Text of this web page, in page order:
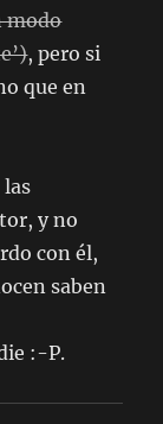
modo
, pero si
que en
las
y no
con él,
saben
:-P.